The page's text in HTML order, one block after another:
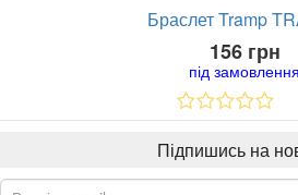
Браслет Tramp
156 грн
під замовлення
Підпишись на